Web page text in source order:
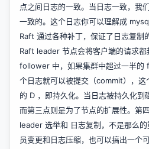
点之间日志的一致。当日志一致，我
一致的。这个日志你可以理解成
Raft 通过各种补丁，保证了日志复制
Raft leader 节点会将客户端的请求
follower 中，如果集群中超过一半的
个日志就可以被提交（commit），
的 D ，即持久化。当日志被持久化到
而第三点则是为了节点的扩展性。第
leader 选举和 日志复制，不是那么
员变更和日志压缩，也可以搞出一个